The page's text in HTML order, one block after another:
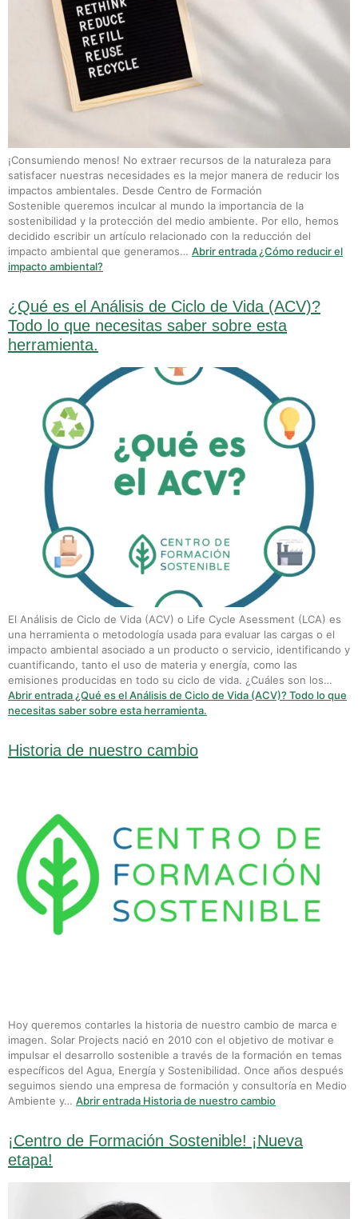
¡Consumiendo menos! No extraer recursos de la naturaleza para
satisfacer nuestras necesidades es la mejor manera de reducir los
impactos ambientales. Desde Centro de Formación
Sostenible queremos inculcar al mundo la importancia de la
sostenibilidad y la protección del medio ambiente. Por ello, hemos
decidido escribir un artículo relacionado con la reducción del
impacto ambiental que generamos… Abrir entrada ¿Cómo reducir el
impacto ambiental?
¿Qué es el Análisis de Ciclo de Vida (ACV)?
Todo lo que necesitas saber sobre esta
herramienta.
El Análisis de Ciclo de Vida (ACV) o Life Cycle Asessment (LCA) es
una herramienta o metodología usada para evaluar las cargas o el
impacto ambiental asociado a un producto o servicio, identificando y
cuantificando, tanto el uso de materia y energía, como las
emisiones producidas en todo su ciclo de vida. ¿Cuáles son los…
Abrir entrada ¿Qué es el Análisis de Ciclo de Vida (ACV)? Todo lo que
necesitas saber sobre esta herramienta.
Historia de nuestro cambio
Hoy queremos contarles la historia de nuestro cambio de marca e
imagen. Solar Projects nació en 2010 con el objetivo de motivar e
impulsar el desarrollo sostenible a través de la formación en temas
específicos del Agua, Energía y Sostenibilidad. Once años después
seguimos siendo una empresa de formación y consultoría en Medio
Ambiente y… Abrir entrada Historia de nuestro cambio
¡Centro de Formación Sostenible! ¡Nueva
etapa!